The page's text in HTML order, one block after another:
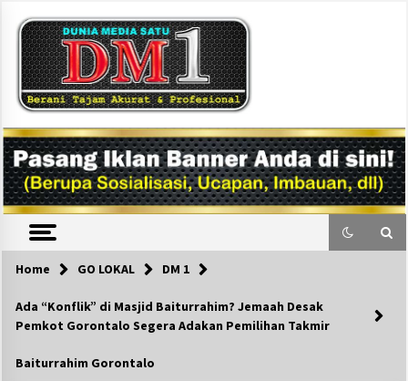
content
DM1
Home GO LOKAL DM 1
Ada “Konflik” di Masjid Baiturrahim? Jemaah Desak
Pemkot Gorontalo Segera Adakan Pemilihan Takmir
Baiturrahim Gorontalo